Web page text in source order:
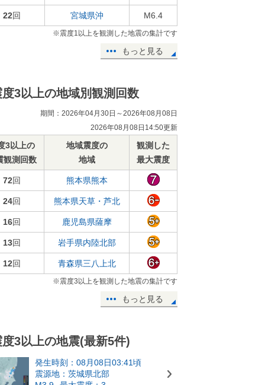
22回 宮城県沖 M6.4
※震度1以上を観測した地震の集計です
もっと見る
度3以上の地域別観測回数
期間：2026年04月30日～2026年08月08日
2026年08月08日14:50更新
3以上の
観測回数
地域震度の
地域
観測した
最大震度
72回 熊本県熊本
24回 熊本県天草・芦北
16回 鹿児島県薩摩
13回 岩手県内陸北部
12回 青森県三八上北
※震度3以上を観測した地震の集計です
もっと見る
度3以上の地震(最新5件)
発生時刻：08月08日03:41頃
震源地：茨城県北部